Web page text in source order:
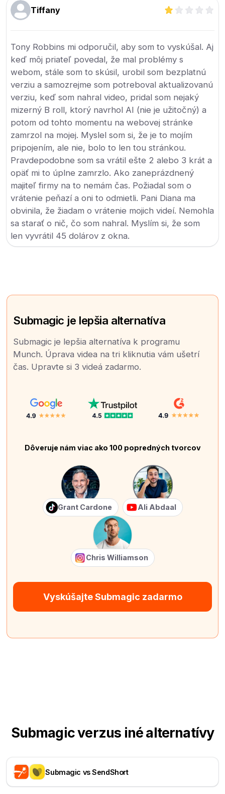
Tiffany
Tony Robbins mi odporučil, aby som to vyskúšal. Aj
keď môj priateľ povedal, že mal problémy s
webom, stále som to skúsil, urobil som bezplatnú
verziu a samozrejme som potreboval aktualizovanú
verziu, keď som nahral video, pridal som nejaký
mizerný B roll, ktorý navrhol AI (nie je užitočný) a
potom od tohto momentu na webovej stránke
zamrzol na mojej. Myslel som si, že je to mojím
pripojením, ale nie, bolo to len tou stránkou.
Pravdepodobne som sa vrátil ešte 2 alebo 3 krát a
opäť mi to úplne zamrzlo. Ako zaneprázdnený
majiteľ firmy na to nemám čas. Požiadal som o
vrátenie peňazí a oni to odmietli. Pani Diana ma
obvinila, že žiadam o vrátenie mojich videí. Nemohla
sa starať o nič, čo som nahral. Myslím si, že som
len vyvrátil 45 dolárov z okna.
Submagic je lepšia alternatíva
Submagic je lepšia alternatíva k programu
Munch. Úprava videa na tri kliknutia vám ušetrí
čas. Upravte si 3 videá zadarmo.
Dôveruje nám viac ako 100 popredných tvorcov
Grant Cardone Ali Abdaal
Chris Williamson
Vyskúšajte Submagic zadarmo
Submagic verzus iné alternatívy
Submagic vs SendShort